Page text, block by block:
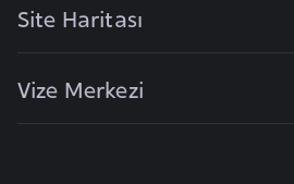
Site Haritası
Vize Merkezi
i
o